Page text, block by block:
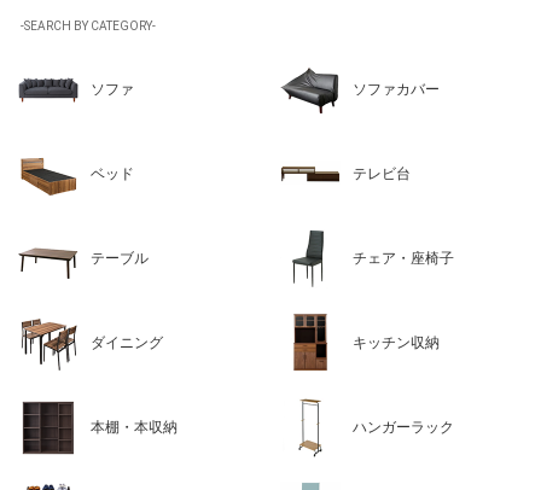
-SEARCH BY CATEGORY-
ソファ ソファカバー
ベッド テレビ台
テーブル チェア・座椅子
ダイニング キッチン収納
本棚・本収納 ハンガーラック